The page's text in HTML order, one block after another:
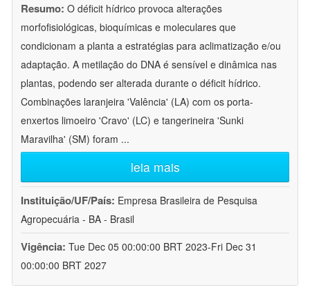
Resumo: O déficit hídrico provoca alterações
morfofisiológicas, bioquímicas e moleculares que
condicionam a planta a estratégias para aclimatização e/ou
adaptação. A metilação do DNA é sensível e dinâmica nas
plantas, podendo ser alterada durante o déficit hídrico.
Combinações laranjeira 'Valência' (LA) com os porta-
enxertos limoeiro 'Cravo' (LC) e tangerineira 'Sunki
Maravilha' (SM) foram ...
leia mais
Instituição/UF/País: Empresa Brasileira de Pesquisa
Agropecuária - BA - Brasil
Vigência: Tue Dec 05 00:00:00 BRT 2023-Fri Dec 31
00:00:00 BRT 2027